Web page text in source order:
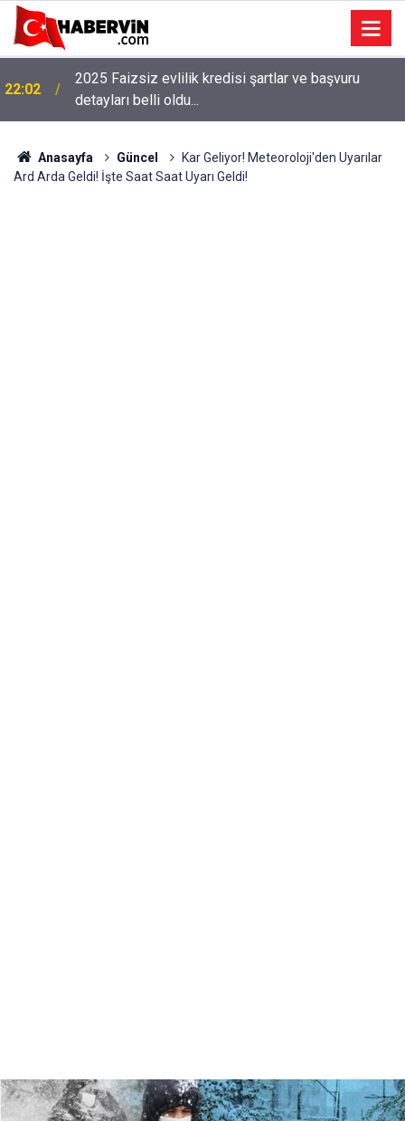
22:02
2025 Faizsiz evlilik kredisi şartlar ve başvuru
detayları belli oldu...
Anasayfa Güncel
Kar Geliyor! Meteoroloji'den Uyarılar
Ard Arda Geldi! İşte Saat Saat Uyarı Geldi!